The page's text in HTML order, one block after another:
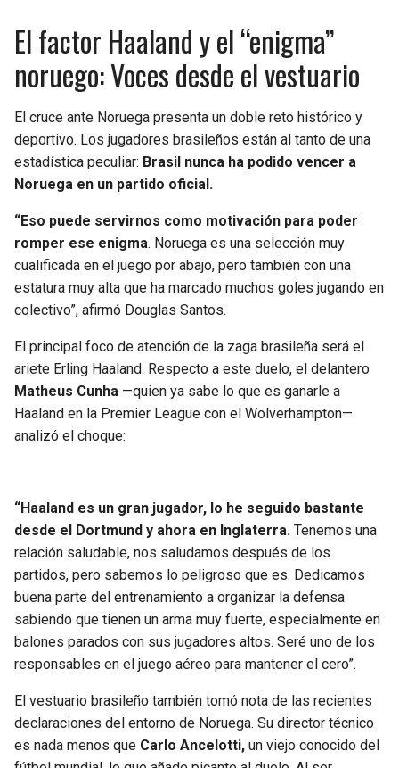
El factor Haaland y el “enigma”
noruego: Voces desde el vestuario
El cruce ante Noruega presenta un doble reto histórico y
deportivo. Los jugadores brasileños están al tanto de una
estadística peculiar: Brasil nunca ha podido vencer a
Noruega en un partido oficial.
“Eso puede servirnos como motivación para poder
romper ese enigma. Noruega es una selección muy
cualificada en el juego por abajo, pero también con una
estatura muy alta que ha marcado muchos goles jugando en
colectivo”, afirmó Douglas Santos.
El principal foco de atención de la zaga brasileña será el
ariete Erling Haaland. Respecto a este duelo, el delantero
Matheus Cunha —quien ya sabe lo que es ganarle a
Haaland en la Premier League con el Wolverhampton—
analizó el choque:
“Haaland es un gran jugador, lo he seguido bastante
desde el Dortmund y ahora en Inglaterra. Tenemos una
relación saludable, nos saludamos después de los
partidos, pero sabemos lo peligroso que es. Dedicamos
buena parte del entrenamiento a organizar la defensa
sabiendo que tienen un arma muy fuerte, especialmente en
balones parados con sus jugadores altos. Seré uno de los
responsables en el juego aéreo para mantener el cero”.
El vestuario brasileño también tomó nota de las recientes
declaraciones del entorno de Noruega. Su director técnico
es nada menos que Carlo Ancelotti, un viejo conocido del